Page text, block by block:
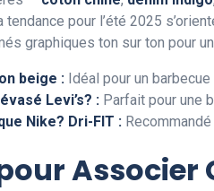
tendance pour l’été 2025
graphiques ton sur ton pour
beige : Idéal pour un
Levi’s? : Parfait pour une
Nike? Dri-FIT :